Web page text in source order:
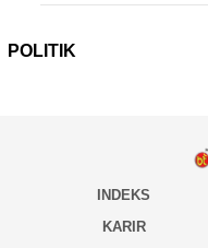
POLITIK
INDEKS
KARIR